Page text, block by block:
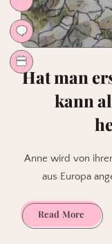
Hat man
kann
Anne wird von
aus Europa
Read MoreHat
man